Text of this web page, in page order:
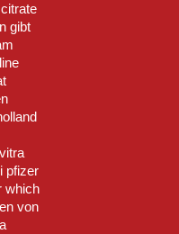
gibt
pfizer
which
von